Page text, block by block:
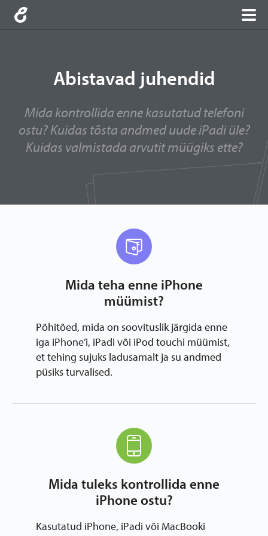
Abistavad juhendid
Mida kontrollida enne kasutatud telefoni
ostu? Kuidas tõsta andmed uude iPadi üle?
Kuidas valmistada arvutit müügiks ette?
Mida teha enne iPhone
müümist?
Põhitõed, mida on soovituslik järgida enne
iga iPhone’i, iPadi või iPod touchi müümist,
et tehing sujuks ladusamalt ja su andmed
püsiks turvalised.
Mida tuleks kontrollida enne
iPhone ostu?
Kasutatud iPhone, iPadi või MacBooki